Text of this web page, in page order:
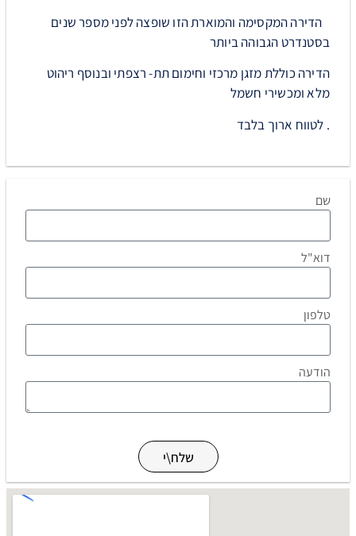
הדירה המקסימה והמוארת הזו שופצה לפני מספר שנים
בסטנדרט הגבוהה ביותר
הדירה כוללת מזגן מרכזי וחימום תת- רצפתי ובנוסף ריהוט
מלא ומכשירי חשמל
. לטווח ארוך בלבד
שם
דוא"ל
טלפון
הודעה
שלח\י